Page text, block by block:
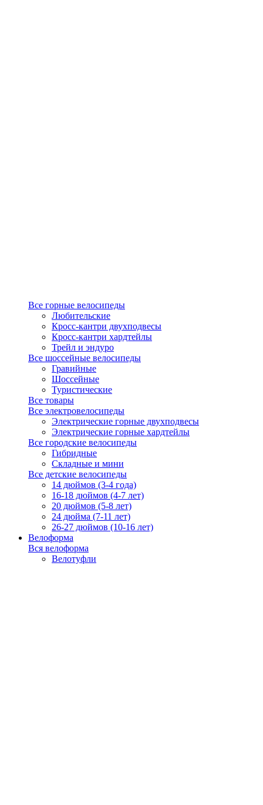
Все горные велосипеды
Любительские
Кросс-кантри двухподвесы
Кросс-кантри хардтейлы
Трейл и эндуро
Все шоссейные велосипеды
Гравийные
Шоссейные
Туристические
Все товары
Все электровелосипеды
Электрические горные двухподвесы
Электрические горные хардтейлы
Все городские велосипеды
Гибридные
Складные и мини
Все детские велосипеды
14 дюймов (3-4 года)
16-18 дюймов (4-7 лет)
20 дюймов (5-8 лет)
24 дюйма (7-11 лет)
26-27 дюймов (10-16 лет)
Велоформа
Вся велоформа
Велотуфли